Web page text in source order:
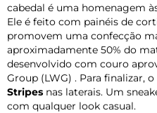
cabedal é uma homenagem
Ele é feito com painéis de
promovem uma confecção
aproximadamente 50% do
desenvolvido com couro
Group (LWG) . Para finalizar,
Stripes nas laterais. Um
com qualquer look casual.